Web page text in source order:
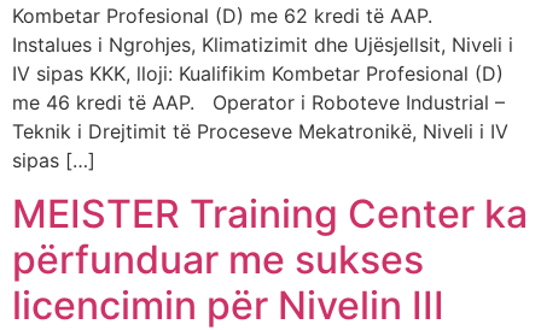
Kombetar Profesional (D) me 62 kredi të AAP.
Instalues i Ngrohjes, Klimatizimit dhe Ujësjellsit, Niveli i
IV sipas KKK, lloji: Kualifikim Kombetar Profesional (D)
me 46 kredi të AAP. Operator i Roboteve Industrial –
Teknik i Drejtimit të Proceseve Mekatronikë, Niveli i IV
sipas […]
MEISTER Training Center ka
përfunduar me sukses
licencimin për Nivelin III